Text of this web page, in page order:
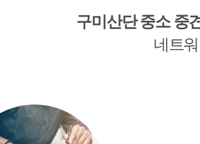
구미산단 중소 중
네트